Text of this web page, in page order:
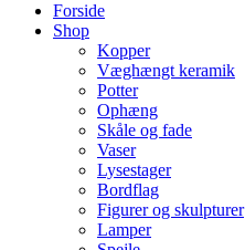
Forside
Shop
Kopper
Væghængt keramik
Potter
Ophæng
Skåle og fade
Vaser
Lysestager
Bordflag
Figurer og skulpturer
Lamper